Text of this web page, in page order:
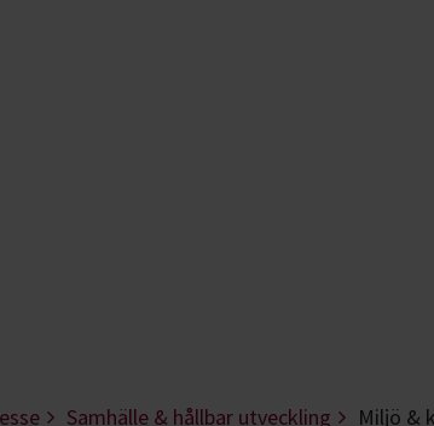
Samhälle & hållbar utveckling Miljö &